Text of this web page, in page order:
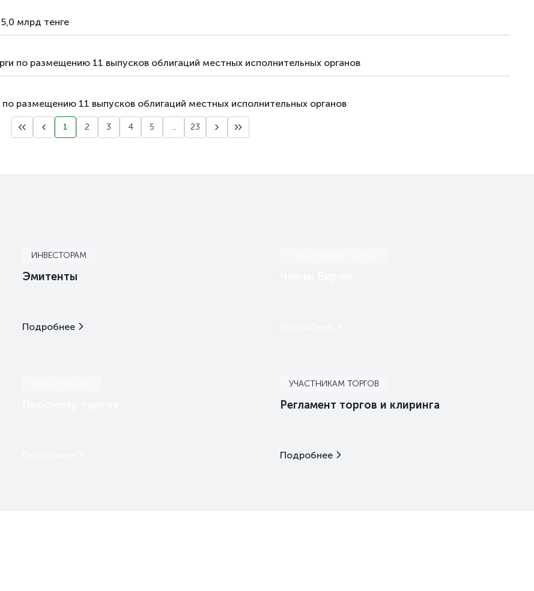
млрд тенге
по размещению 11 выпусков облигаций местных исполнительных органов
размещению 11 выпусков облигаций местных исполнительных органов
1 2 3 4 5 ... 23
ИНВЕСТОРАМ
Эмитенты
Подробнее
УЧАСТНИКАМ ТОРГОВ
Регламент торгов и клиринга
Подробнее